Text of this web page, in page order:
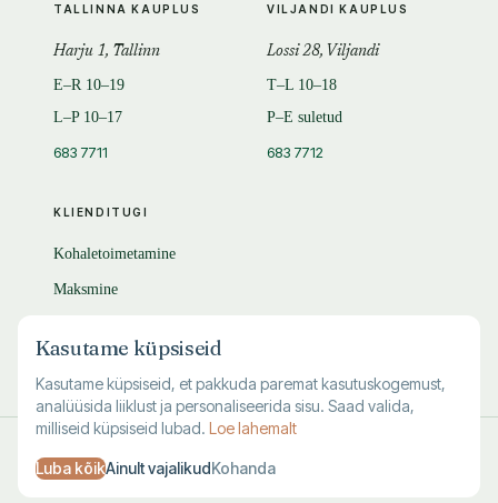
KLIENDITUGI
Kohaletoimetamine
Maksmine
KKK
TALLINNA KAUPLUS
Harju 1, Tallinn
E–R 10–19
L–P 10–17
683 7711
VILJANDI KAUPLUS
Lossi 28, Viljandi
T–L 10–18
P–E suletud
683 7712
Kasutustingimused·Privaatsus·Andmete kustutamine
Kasutame küpsiseid
Kasutame küpsiseid, et pakkuda paremat kasutuskogemust,
analüüsida liiklust ja personaliseerida sisu. Saad valida,
milliseid küpsiseid lubad. Loe lahemalt
Luba kõikAinult vajalikudKohanda